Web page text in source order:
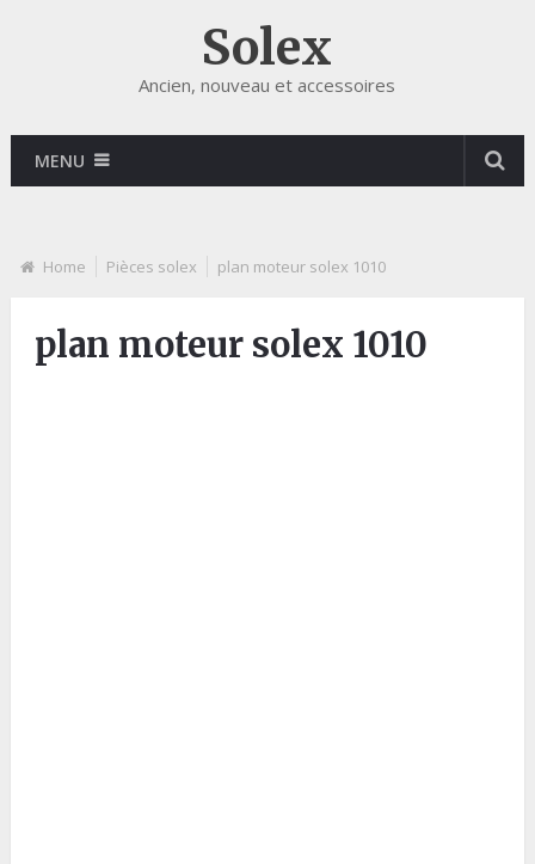
Solex
Ancien, nouveau et accessoires
MENU
Home Pièces solex plan moteur solex 1010
plan moteur solex 1010